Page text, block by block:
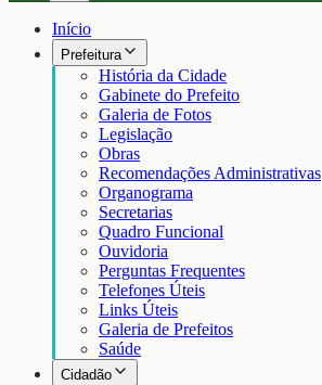
Início
Prefeitura
História da Cidade
Gabinete do Prefeito
Galeria de Fotos
Legislação
Obras
Recomendações Administrativas
Organograma
Secretarias
Quadro Funcional
Ouvidoria
Perguntas Frequentes
Telefones Úteis
Links Úteis
Galeria de Prefeitos
Saúde
Cidadão